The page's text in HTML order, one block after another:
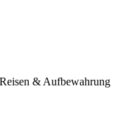
& Aufbewahrung